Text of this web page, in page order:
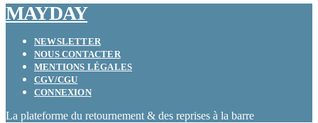
MAYDAY
NEWSLETTER
NOUS CONTACTER
MENTIONS LÉGALES
CGV/CGU
CONNEXION
La plateforme du retournement & des reprises à la barre